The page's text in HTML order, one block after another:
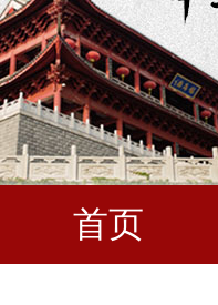
首页